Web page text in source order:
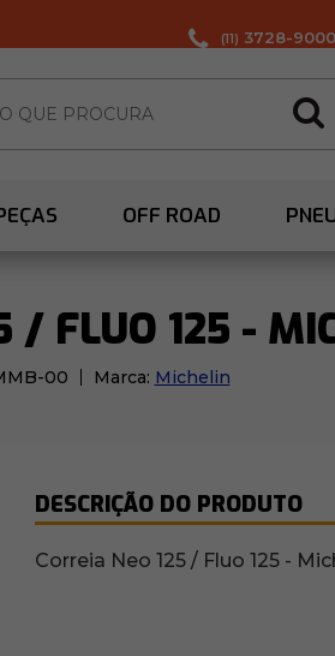
(11) 3728-9000
OFF ROAD
/ FLUO 125 -
00 Marca: Michelin
DESCRIÇÃO DO PRODUTO
Correia Neo 125 / Fluo 125 -